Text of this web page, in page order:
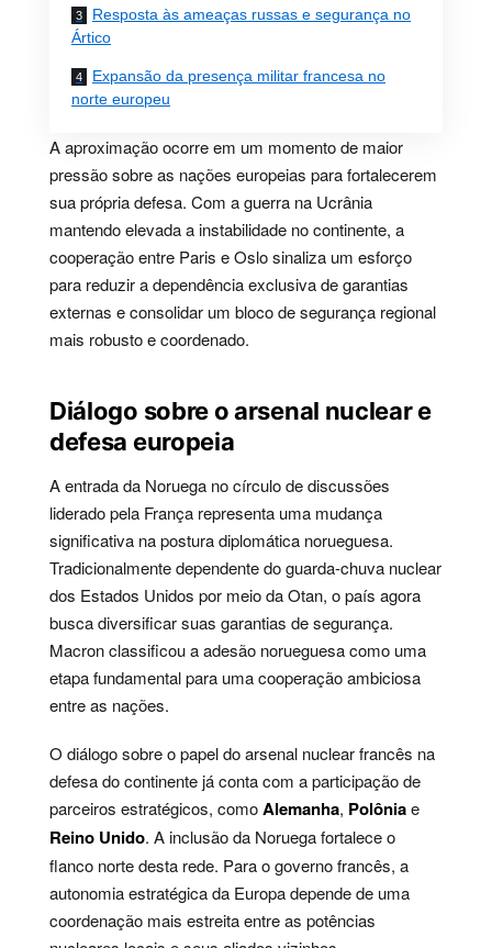
Resposta às ameaças russas e segurança no
Ártico
Expansão da presença militar francesa no
norte europeu
A aproximação ocorre em um momento de maior
pressão sobre as nações europeias para fortalecerem
sua própria defesa. Com a guerra na Ucrânia
mantendo elevada a instabilidade no continente, a
cooperação entre Paris e Oslo sinaliza um esforço
para reduzir a dependência exclusiva de garantias
externas e consolidar um bloco de segurança regional
mais robusto e coordenado.
Diálogo sobre o arsenal nuclear e
defesa europeia
A entrada da Noruega no círculo de discussões
liderado pela França representa uma mudança
significativa na postura diplomática norueguesa.
Tradicionalmente dependente do guarda-chuva nuclear
dos Estados Unidos por meio da Otan, o país agora
busca diversificar suas garantias de segurança.
Macron classificou a adesão norueguesa como uma
etapa fundamental para uma cooperação ambiciosa
entre as nações.
O diálogo sobre o papel do arsenal nuclear francês na
defesa do continente já conta com a participação de
parceiros estratégicos, comoAlemanha, Polôniae
Reino Unido. A inclusão da Noruega fortalece o
flanco norte desta rede. Para o governo francês, a
autonomia estratégica da Europa depende de uma
coordenação mais estreita entre as potências